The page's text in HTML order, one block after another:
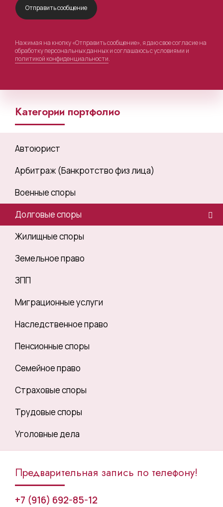
Нажимая на кнопку «Отправить сообщение», я даю свое согласие на
обработку персональных данных и соглашаюсь с условиями и
политикой конфиденциальности.
Категории портфолио
Автоюрист
Арбитраж (Банкротство физ лица)
Военные споры
Долговые споры
Жилищные споры
Земельное право
ЗПП
Миграционные услуги
Наследственное право
Пенсионные споры
Семейное право
Страховые споры
Трудовые споры
Уголовные дела
Предварительная запись по телефону!
+7 (916) 692-85-12